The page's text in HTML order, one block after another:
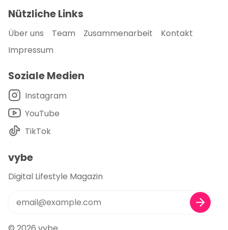
Nützliche Links
Über uns Team Zusammenarbeit
Kontakt
Impressum
Soziale Medien
Instagram
YouTube
TikTok
vybe
Digital Lifestyle Magazin